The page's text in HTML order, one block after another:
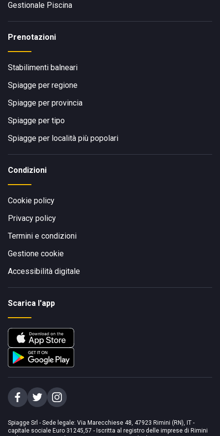
Gestionale Piscina
Prenotazioni
Stabilimenti balneari
Spiagge per regione
Spiagge per provincia
Spiagge per tipo
Spiagge per località più popolari
Condizioni
Cookie policy
Privacy policy
Termini e condizioni
Gestione cookie
Accessibilità digitale
Scarica l'app
Spiagge Srl - Sede legale: Via Marecchiese 48, 47923 Rimini (RN), IT -
capitale sociale Euro 31245,57 - Iscritta al registro delle imprese di Rimini